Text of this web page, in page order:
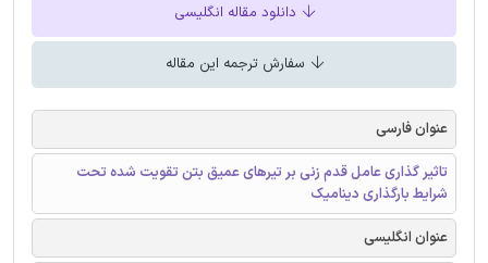
دانلود مقاله انگلیسی
سفارش ترجمه این مقاله
عنوان فارسی
تاثیر گذاری عامل قدم زنی بر تیرهای عمیق بتن تقویت شده تحت
شرایط بارگذاری دینامیک
عنوان انگلیسی